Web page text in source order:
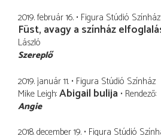
2019. február 16. Figura Stúdió Színház
Füst, avagy a színház
László
Szereplő
2019. január 11. Figura Stúdió Színház
Mike Leigh Abigail bulija Rendező
Angie
2018. december 19. Figura Stúdió